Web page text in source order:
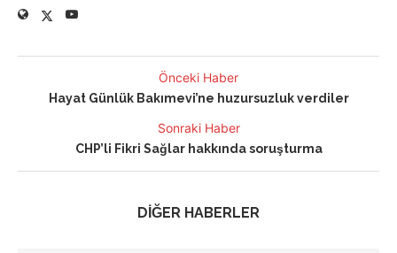
Önceki Haber
Hayat Günlük Bakımevi’ne huzursuzluk verdiler
Sonraki Haber
CHP’li Fikri Sağlar hakkında soruşturma
DİĞER HABERLER